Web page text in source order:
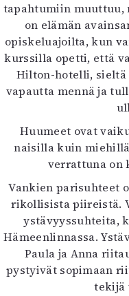
tapahtumiin muuttuu,
on elämän
opiskeluajoilta, kun
kurssilla opetti, että
Hilton-hotelli, sieltä
vapautta mennä ja
Huumeet ovat
naisilla kuin
verrattuna on
Vankien parisuhteet
rikollisista piireistä.
ystävyyssuhteita,
Hämeenlinnassa.
Paula ja Anna
pystyivät sopimaan
tekijä